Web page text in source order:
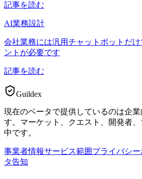
記事を読む
AI業務設計
会社業務には汎用チャットボットだ
ントが必要です
記事を読む
Guildex
現在のベータで提供しているのは企
す。マーケット、クエスト、開発者
中です。
事業者情報サービス範囲 プライバシ
タ告知